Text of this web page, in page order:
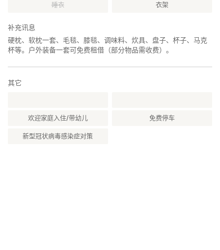
睡衣 衣架
补充讯息
硬枕、软枕一套、毛毯、膝毯、调味料、炊具、盘子、杯子、马克
杯等。户外装备一套可免费租借（部分物品需收费）。
其它
欢迎家庭入住/带幼儿 免费停车
新型冠状病毒感染症对策